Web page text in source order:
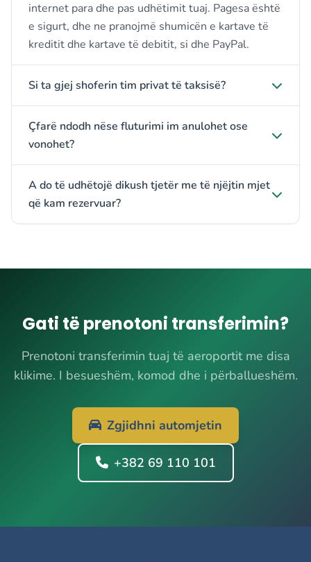
internet para dhe pas udhëtimit tuaj. Pagesa është
e sigurt, dhe ne pranojmë shumicën e kartave të
kreditit dhe kartave të debitit, si dhe PayPal.
Si ta gjej shoferin tim privat të taksisë?
Çfarë ndodh nëse fluturimi im anulohet ose
vonohet?
A do të udhëtojë dikush tjetër me të njëjtin mjet
që kam rezervuar?
Gati të prenotoni transferimin?
Prenotoni transferimin tuaj të aeroportit me disa
klikime. I besueshëm, komod dhe i përballueshëm.
Zgjidhni automjetin
+382 69 110 101